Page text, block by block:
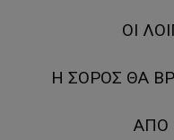
ΟΙ
Η ΣΟΡΟΣ ΘΑ
ΑΠΟ